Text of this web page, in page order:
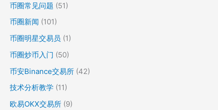
币圈常见问题 (51)
币圈新闻 (101)
币圈明星交易员 (1)
币圈炒币入门 (50)
币安Binance交易所 (42)
技术分析教学 (11)
欧易OKX交易所 (9)